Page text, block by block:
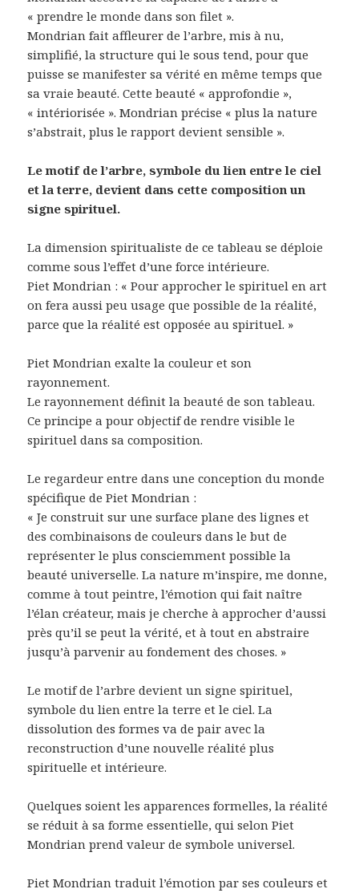
« prendre le monde dans son filet ».
Mondrian fait affleurer de l’arbre, mis à nu,
simplifié, la structure qui le sous tend, pour que
puisse se manifester sa vérité en même temps que
sa vraie beauté. Cette beauté « approfondie »,
« intériorisée ». Mondrian précise « plus la nature
s’abstrait, plus le rapport devient sensible ».
Le motif de l’arbre, symbole du lien entre le ciel
et la terre, devient dans cette composition un
signe spirituel.
La dimension spiritualiste de ce tableau se déploie
comme sous l’effet d’une force intérieure.
Piet Mondrian : « Pour approcher le spirituel en art
on fera aussi peu usage que possible de la réalité,
parce que la réalité est opposée au spirituel. »
Piet Mondrian exalte la couleur et son
rayonnement.
Le rayonnement définit la beauté de son tableau.
Ce principe a pour objectif de rendre visible le
spirituel dans sa composition.
Le regardeur entre dans une conception du monde
spécifique de Piet Mondrian :
« Je construit sur une surface plane des lignes et
des combinaisons de couleurs dans le but de
représenter le plus consciemment possible la
beauté universelle. La nature m’inspire, me donne,
comme à tout peintre, l’émotion qui fait naître
l’élan créateur, mais je cherche à approcher d’aussi
près qu’il se peut la vérité, et à tout en abstraire
jusqu’à parvenir au fondement des choses. »
Le motif de l’arbre devient un signe spirituel,
symbole du lien entre la terre et le ciel. La
dissolution des formes va de pair avec la
reconstruction d’une nouvelle réalité plus
spirituelle et intérieure.
Quelques soient les apparences formelles, la réalité
se réduit à sa forme essentielle, qui selon Piet
Mondrian prend valeur de symbole universel.
Piet Mondrian traduit l’émotion par ses couleurs et